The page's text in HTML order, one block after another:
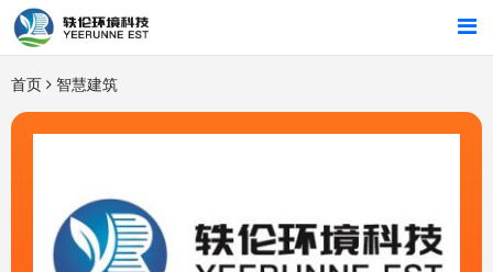
首页
行业解决方案
招商合作
首页 智慧建筑